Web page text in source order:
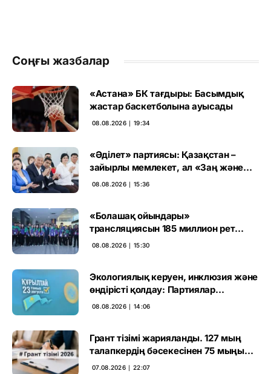
Соңғы жазбалар
«Астана» БК тағдыры: Басымдық
жастар баскетболына ауысады
08.08.2026 ∣ 19:34
«Әділет» партиясы: Қазақстан –
зайырлы мемлекет, ал «Заң және
тәртіп» қағидаты баршаға міндетті
08.08.2026 ∣ 15:36
«Болашақ ойындары»
трансляциясын 185 миллион рет
көрген
08.08.2026 ∣ 15:30
Экологиялық керуен, инклюзия және
өндірісті қолдау: Партиялар
өңірлерде қандай мәселе көтерді
08.08.2026 ∣ 14:06
Грант тізімі жарияланды. 127 мың
талапкердің бәсекесінен 75 мыңы
өтті
07.08.2026 ∣ 22:07